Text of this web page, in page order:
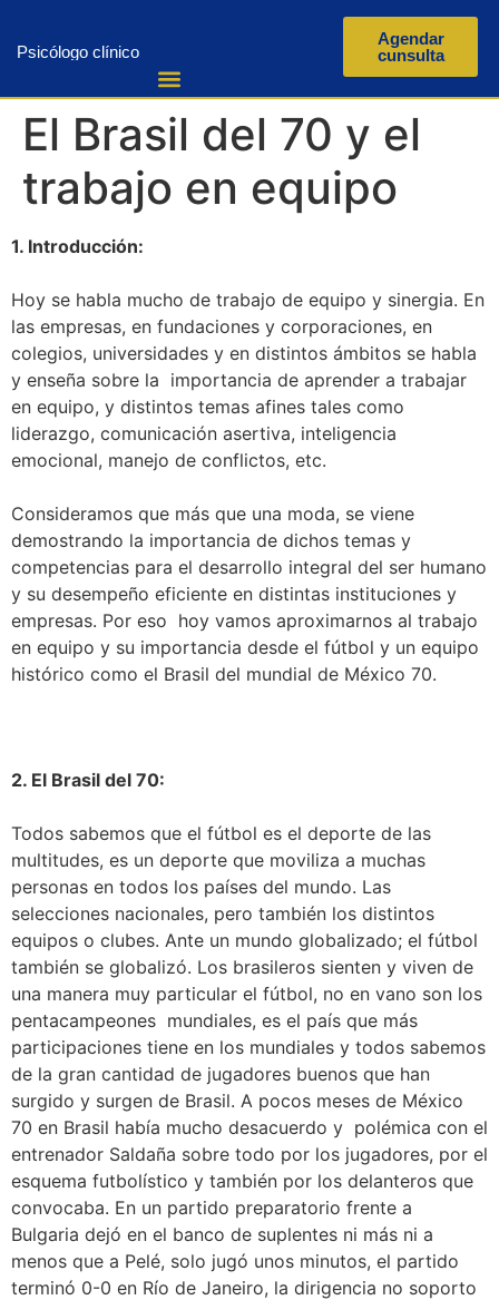
Psicólogo clínico
Agendar
cunsulta
El Brasil del 70 y el
trabajo en equipo
1. Introducción:
Hoy se habla mucho de trabajo de equipo y sinergia. En
las empresas, en fundaciones y corporaciones, en
colegios, universidades y en distintos ámbitos se habla
y enseña sobre la importancia de aprender a trabajar
en equipo, y distintos temas afines tales como
liderazgo, comunicación asertiva, inteligencia
emocional, manejo de conflictos, etc.
Consideramos que más que una moda, se viene
demostrando la importancia de dichos temas y
competencias para el desarrollo integral del ser humano
y su desempeño eficiente en distintas instituciones y
empresas. Por eso hoy vamos aproximarnos al trabajo
en equipo y su importancia desde el fútbol y un equipo
histórico como el Brasil del mundial de México 70.
2. El Brasil del 70:
Todos sabemos que el fútbol es el deporte de las
multitudes, es un deporte que moviliza a muchas
personas en todos los países del mundo. Las
selecciones nacionales, pero también los distintos
equipos o clubes. Ante un mundo globalizado; el fútbol
también se globalizó. Los brasileros sienten y viven de
una manera muy particular el fútbol, no en vano son los
pentacampeones mundiales, es el país que más
participaciones tiene en los mundiales y todos sabemos
de la gran cantidad de jugadores buenos que han
surgido y surgen de Brasil. A pocos meses de México
70 en Brasil había mucho desacuerdo y polémica con el
entrenador Saldaña sobre todo por los jugadores, por el
esquema futbolístico y también por los delanteros que
convocaba. En un partido preparatorio frente a
Bulgaria dejó en el banco de suplentes ni más ni a
menos que a Pelé, solo jugó unos minutos, el partido
terminó 0-0 en Río de Janeiro, la dirigencia no soporto